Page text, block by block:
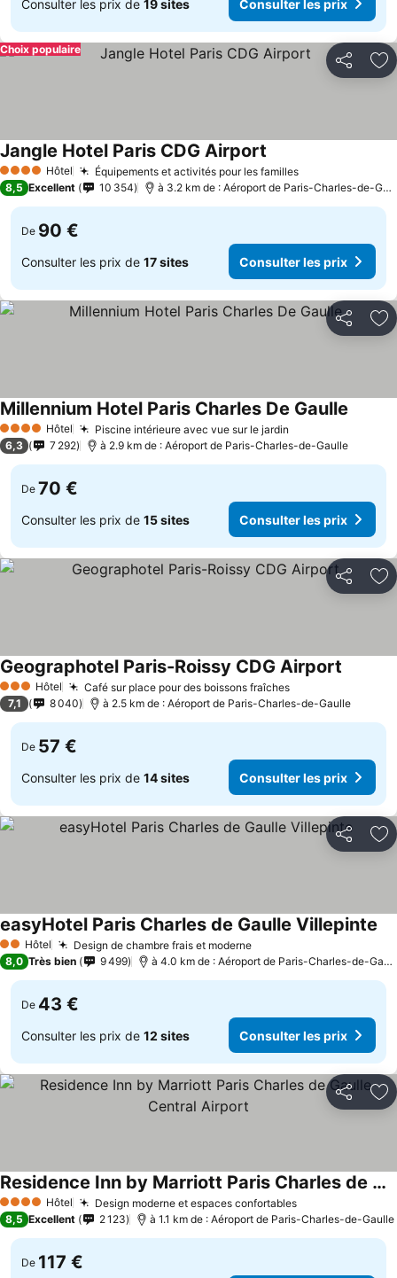
Consulter les prix de 19 sites Consulter les prix
Partager
Choix populaire
4 Étoiles Hôtel Équipements et activités pour les familles
Jangle Hotel Paris CDG Airport
8,5 Excellent 10 354 à 3.2 km de : Aéroport de Paris-Charles-de-Gaulle
De 90 €
Consulter les prix de 17 sites Consulter les prix
Partager
4 Étoiles Hôtel Piscine intérieure avec vue sur le jardin
Millennium Hotel Paris Charles De Gaulle
6,3 7 292 à 2.9 km de : Aéroport de Paris-Charles-de-Gaulle
De 70 €
Consulter les prix de 15 sites Consulter les prix
Partager
3 ÉtoilesHôtel Café sur place pour des boissons fraîches
Geographotel Paris-Roissy CDG Airport
7,1 8 040 à 2.5 km de : Aéroport de Paris-Charles-de-Gaulle
De 57 €
Consulter les prix de 14 sites Consulter les prix
Partager
2 Étoiles
Hôtel Design de chambre frais et moderne
easyHotel Paris Charles de Gaulle Villepinte
8,0 Très bien 9 499 à 4.0 km de : Aéroport de Paris-Charles-de-Gaulle
De 43 €
Consulter les prix de 12 sites Consulter les prix
Partager
4 Étoiles Hôtel Design moderne et espaces confortables
Residence Inn by Marriott Paris Charles de Gaulle Central Airport
8,5 Excellent 2 123 à 1.1 km de : Aéroport de Paris-Charles-de-Gaulle
De 117 €